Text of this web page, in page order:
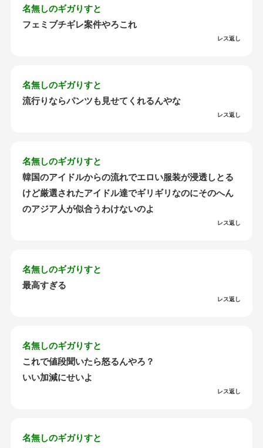
名無しのギガりすと
フェミブチギレ案件やろこれ
レス返し
名無しのギガりすと
流行りならパンツも見せてくれるんやな
レス返し
名無しのギガりすと
韓国のアイドルからの流れでエロい服装が浸透しとる
けど厳選されたアイドル達でギリギリなのにそのへん
のアジア人が似合うわけないのよ
レス返し
名無しのギガりすと
最高すぎる
レス返し
名無しのギガりすと
これで値段聞いたら怒るんやろ？
いい加減にせいよ
レス返し
名無しのギガりすと